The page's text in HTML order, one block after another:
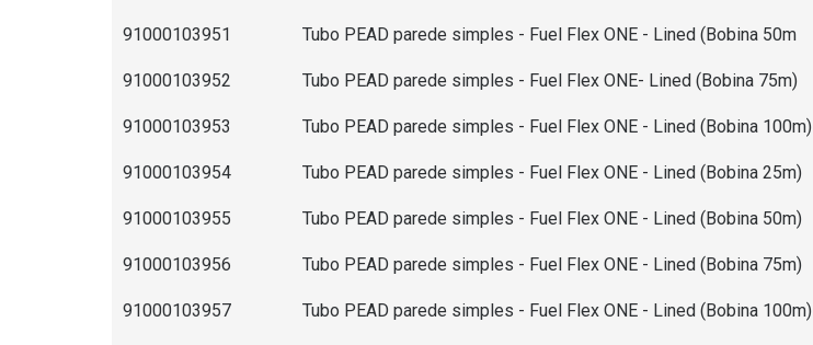
91000103951 Tubo PEAD parede simples - Fuel Flex ONE - Lined (Bobina 50m
91000103952 Tubo PEAD parede simples - Fuel Flex ONE- Lined (Bobina 75m)
91000103953 Tubo PEAD parede simples - Fuel Flex ONE - Lined (Bobina 100m)
91000103954 Tubo PEAD parede simples - Fuel Flex ONE - Lined (Bobina 25m)
91000103955 Tubo PEAD parede simples - Fuel Flex ONE - Lined (Bobina 50m)
91000103956 Tubo PEAD parede simples - Fuel Flex ONE - Lined (Bobina 75m)
91000103957 Tubo PEAD parede simples - Fuel Flex ONE - Lined (Bobina 100m)